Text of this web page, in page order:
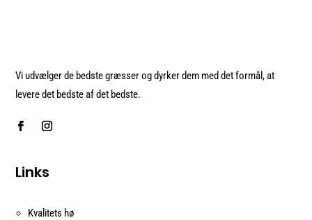
Vi udvælger de bedste græsser og dyrker dem med det formål, at
levere det bedste af det bedste.
Links
Kvalitets hø